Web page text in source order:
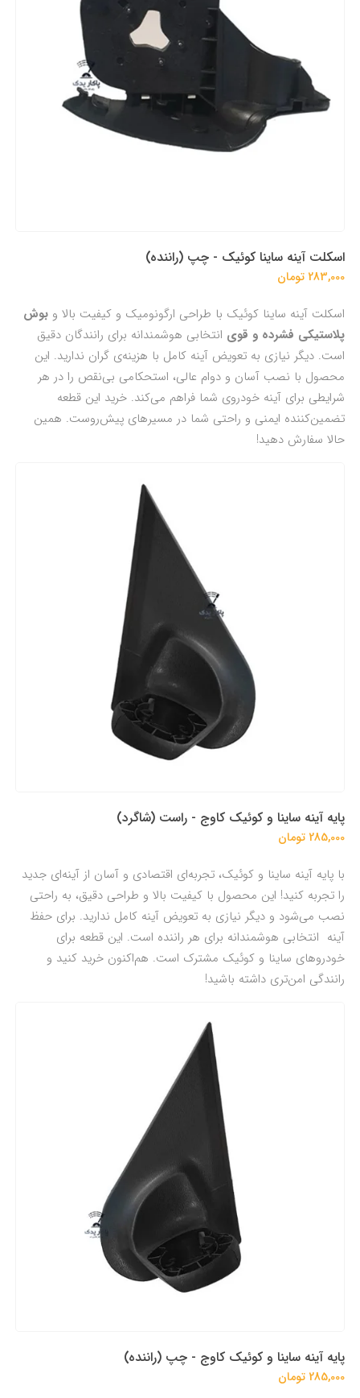
اسکلت آینه ساینا کوئیک - چپ (راننده)
283,000 تومان
اسکلت آینه ساینا کوئیک با طراحی ارگونومیک و کیفیت بالا و بوش
پلاستیکی فشرده و قوی انتخابی هوشمندانه برای رانندگان دقیق
است. دیگر نیازی به تعویض آینه کامل با هزینه‌ی گران ندارید. این
محصول با نصب آسان و دوام عالی، استحکامی بی‌نقص را در هر
شرایطی برای آینه خودروی شما فراهم می‌کند. خرید این قطعه
تضمین‌کننده ایمنی و راحتی شما در مسیرهای پیش‌روست. همین
حالا سفارش دهید!
پایه آینه ساینا و کوئیک کاوج - راست (شاگرد)
285,000 تومان
با پایه آینه ساینا و کوئیک، تجربه‌ای اقتصادی و آسان از آینه‌ای جدید
را تجربه کنید! این محصول با کیفیت بالا و طراحی دقیق، به راحتی
نصب می‌شود و دیگر نیازی به تعویض آینه کامل ندارید. برای حفظ
آینه انتخابی هوشمندانه برای هر راننده است. این قطعه برای
خودرو‌های ساینا و کوئیک مشترک است. هم‌اکنون خرید کنید و
رانندگی امن‌تری داشته باشید!
پایه آینه ساینا و کوئیک کاوج - چپ (راننده)
285,000 تومان